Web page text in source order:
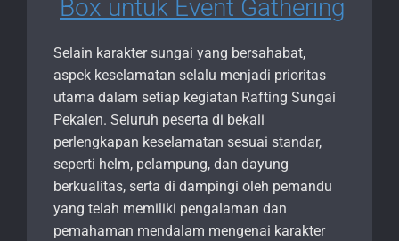
Box untuk Event Gathering
Selain karakter sungai yang bersahabat,
aspek keselamatan selalu menjadi prioritas
utama dalam setiap kegiatan Rafting Sungai
Pekalen. Seluruh peserta di bekali
perlengkapan keselamatan sesuai standar,
seperti helm, pelampung, dan dayung
berkualitas, serta di dampingi oleh pemandu
yang telah memiliki pengalaman dan
pemahaman mendalam mengenai karakter